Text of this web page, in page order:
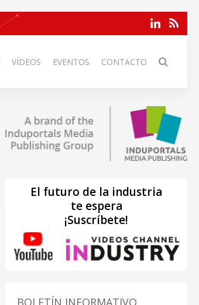
VÍDEOS EVENTOS CONTACTO
El futuro de la industria
te espera
¡Suscríbete!
BOLETÍN INFORMATIVO